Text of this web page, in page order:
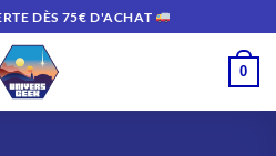
DÈS 75€ D'ACHAT
0